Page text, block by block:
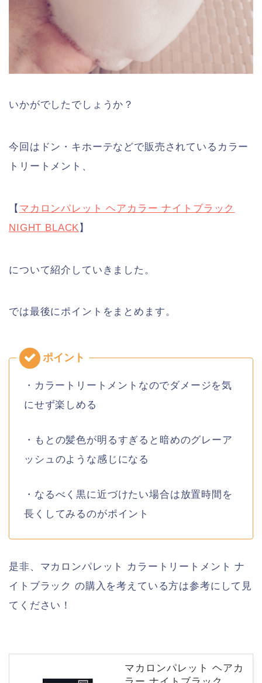
いかがでしたでしょうか？
今回はドン・キホーテなどで販売されているカラー
トリートメント、
【 マカロンパレット ヘアカラー ナイトブラック
NIGHT BLACK 】
について紹介していきました。
では最後にポイントをまとめます。
・カラートリートメントなのでダメージを気
にせず楽しめる
・もとの髪色が明るすぎると暗めのグレーア
ッシュのような感じになる
・なるべく黒に近づけたい場合は放置時間を
長くしてみるのがポイント
是非、マカロンパレット カラートリートメント ナ
イトブラック の購入を考えている方は参考にして見
てください！
マカロンパレット ヘアカ